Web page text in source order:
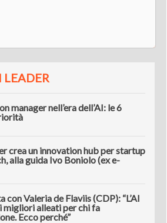
manager nell’era dell’AI: le 6
crea un innovation hub per startup
alla guida Ivo Boniolo (ex e-
con Valeria de Flaviis (CDP): “L’AI
migliori alleati per chi fa
Ecco perché”